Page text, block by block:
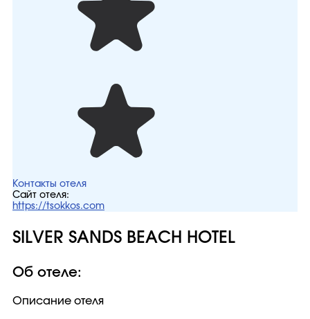
Контакты отеля
Сайт отеля:
https://tsokkos.com
SILVER SANDS BEACH HOTEL
Об отеле:
Описание отеля